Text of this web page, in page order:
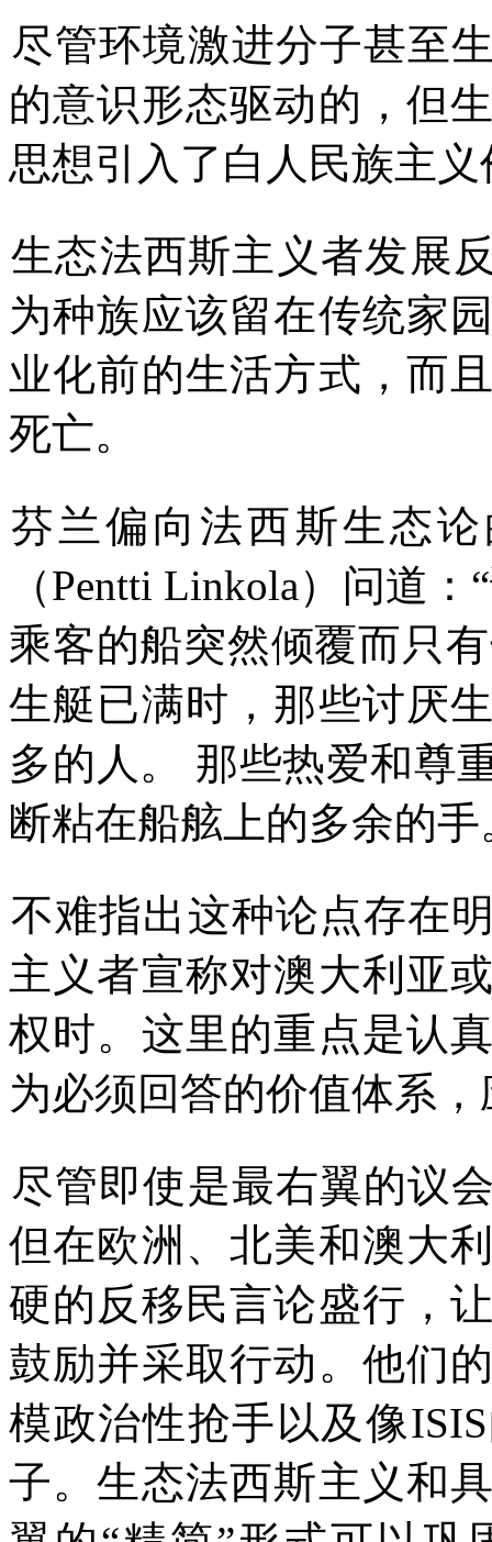
尽管环境激进分子甚至
的意识形态驱动的，但
思想引入了白人民族主
生态法西斯主义者发展
为种族应该留在传统家
业化前的生活方式，而
死亡。
芬兰偏向法西斯生态
（Pentti Linkola）问道： “
乘客的船突然倾覆而只
生艇已满时，那些讨厌
多的人。
那些热爱和尊
断粘在船舷上的多余的手
不难指出这种论点存在
主义者宣称对澳大利亚
权时。这里的重点是认
为必须回答的价值体系
尽管即使是最右翼的议
但在欧洲 、北美和澳大
硬的反移民言论盛行，
鼓励并采取行动。他们
模政治性抢手以及像ISIS
子。生态法西斯主义和